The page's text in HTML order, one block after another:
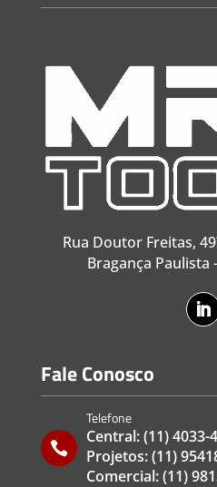
Rua Doutor Freitas,
Bragança Paulista
Fale Conosco

Telefone
Central:(11) 4033-
Projetos:(11)
Comercial:(11)